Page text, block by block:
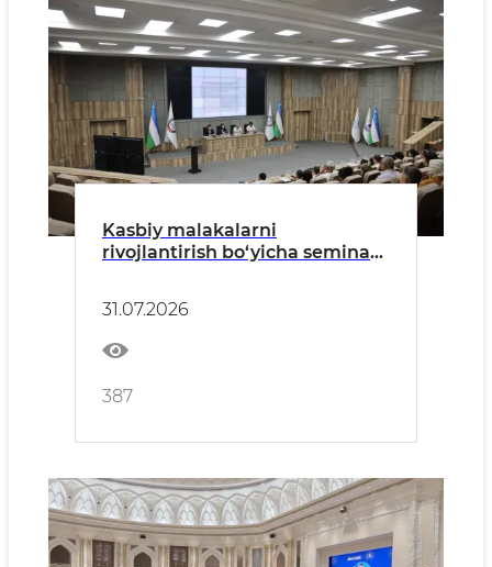
Kasbiy malakalarni
rivojlantirish bo‘yicha seminar-
31.07.2026
387